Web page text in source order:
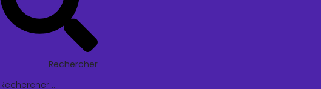
Rechercher